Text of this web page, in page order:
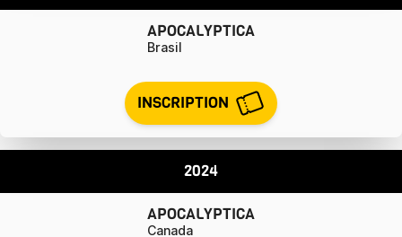
APOCALYPTICA
Brasil
INSCRIPTION
2024
APOCALYPTICA
Canada